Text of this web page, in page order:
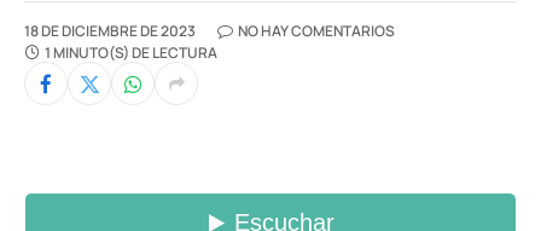
18 DE DICIEMBRE DE 2023
NO HAY COMENTARIOS
1 MINUTO(S) DE LECTURA